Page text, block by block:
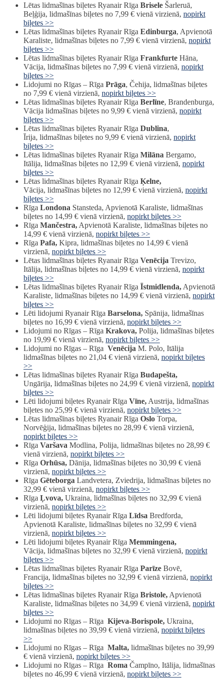
Lētas lidmašīnas biļetes Ryanair Rīga Brisele Šarleruā,
Beļģija, lidmašīnas biļetes no 7,99 € vienā virzienā, nopirkt
biļetes >>
Lētas lidmašīnas biļetes Ryanair Rīga Edinburga, Apvienotā
Karaliste, lidmašīnas biļetes no 7,99 € vienā virzienā, nopirkt
biļetes >>
Lētas lidmašīnas biļetes Ryanair Rīga Frankfurte Hāna,
Vācija, lidmašīnas biļetes no 7,99 € vienā virzienā, nopirkt
biļetes >>
Lidojumi no Rīgas – Rīga Prāga, Čehija, lidmašīnas biļetes
no 7,99 € vienā virzienā, nopirkt biļetes >>
Lētas lidmašīnas biļetes Ryanair Rīga Berlīne, Brandenburga,
Vācija lidmašīnas biļetes no 9,99 € vienā virzienā, nopirkt
biļetes >>
Lētas lidmašīnas biļetes Ryanair Rīga Dublina,
Īrija, lidmašīnas biļetes no 9,99 € vienā virzienā, nopirkt
biļetes >>
Lētas lidmašīnas biļetes Ryanair Rīga Milāna Bergamo,
Itālija, lidmašīnas biļetes no 12,99 € vienā virzienā, nopirkt
biļetes >>
Lētas lidmašīnas biļetes Ryanair Rīga Ķelne,
Vācija, lidmašīnas biļetes no 12,99 € vienā virzienā, nopirkt
biļetes >>
Rīga Londona Stansteda, Apvienotā Karaliste, lidmašīnas
biļetes no 14,99 € vienā virzienā, nopirkt biļetes >>
Rīga Mančestra, Apvienotā Karaliste, lidmašīnas biļetes no
14,99 € vienā virzienā, nopirkt biļetes >>
Rīga Pafa, Kipra, lidmašīnas biļetes no 14,99 € vienā
virzienā, nopirkt biļetes >>
Lētas lidmašīnas biļetes Ryanair Rīga Venēcija Trevizo,
Itālija, lidmašīnas biļetes no 14,99 € vienā virzienā, nopirkt
biļetes >>
Lētas lidmašīnas biļetes Ryanair Rīga Īstmidlenda, Apvienotā
Karaliste, lidmašīnas biļetes no 14,99 € vienā virzienā, nopirkt
biļetes >>
Lēti lidojumi Ryanair Rīga Barselona, Spānija, lidmašīnas
biļetes no 16,99 € vienā virzienā, nopirkt biļetes >>
Lidojumi no Rīgas – Rīga Krakova, Polija, lidmašīnas biļetes
no 19,99 € vienā virzienā, nopirkt biļetes >>
Lidojumi no Rīgas – Rīga Venēcija M. Polo, Itālija
lidmašīnas biļetes no 21,04 € vienā virzienā, nopirkt biļetes
>>
Lētas lidmašīnas biļetes Ryanair Rīga Budapešta,
Ungārija, lidmašīnas biļetes no 24,99 € vienā virzienā, nopirkt
biļetes >>
Lēti lidojumi biļetes Ryanair Rīga Vīne, Austrija, lidmašīnas
biļetes no 25,99 € vienā virzienā, nopirkt biļetes >>
Lētas lidmašīnas biļetes Ryanair Rīga Oslo Torpa,
Norvēģija, lidmašīnas biļetes no 28,99 € vienā virzienā,
nopirkt biļetes >>
Rīga Varšava Modlina, Polija, lidmašīnas biļetes no 28,99 €
vienā virzienā, nopirkt biļetes >>
Rīga Orhūsa, Dānija, lidmašīnas biļetes no 30,99 € vienā
virzienā, nopirkt biļetes >>
Rīga Gēteborga Landvetera, Zviedrija, lidmašīnas biļetes no
32,99 € vienā virzienā, nopirkt biļetes >>
Rīga Ļvova, Ukraina, lidmašīnas biļetes no 32,99 € vienā
virzienā, nopirkt biļetes >>
Lēti lidojumi biļetes Ryanair Rīga Līdsa Bredforda,
Apvienotā Karaliste, lidmašīnas biļetes no 32,99 € vienā
virzienā, nopirkt biļetes >>
Lēti lidojumi biļetes Ryanair Rīga Memmingena,
Vācija, lidmašīnas biļetes no 32,99 € vienā virzienā, nopirkt
biļetes >>
Lētas lidmašīnas biļetes Ryanair Rīga Parīze Bovē,
Francija, lidmašīnas biļetes no 32,99 € vienā virzienā, nopirkt
biļetes >>
Lētas lidmašīnas biļetes Ryanair Rīga Bristole, Apvienotā
Karaliste, lidmašīnas biļetes no 34,99 € vienā virzienā, nopirkt
biļetes >>
Lidojumi no Rīgas – Rīga Kijeva-Borispole, Ukraina,
lidmašīnas biļetes no 39,99 € vienā virzienā, nopirkt biļetes
>>
Lidojumi no Rīgas – Rīga Malta, lidmašīnas biļetes no 39,99
€ vienā virzienā, nopirkt biļetes >>
Lidojumi no Rīgas – Rīga Roma Čampīno, Itālija, lidmašīnas
biļetes no 46,99 € vienā virzienā, nopirkt biļetes >>